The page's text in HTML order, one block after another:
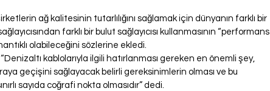
ağ kalitesinin tutarlılığını sağlamak için dünyanın farklı bir
farklı bir bulut sağlayıcısı kullanmasının “performans
olabileceğini sözlerine ekledi.
kablolarıyla ilgili hatırlanması gereken en önemli şey,
geçişini sağlayacak belirli gereksinimlerin olması ve bu
sayıda coğrafi nokta olmasıdır” dedi.